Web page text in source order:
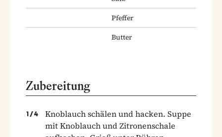
Pfeffer
Butter
Zubereitung
1 /4
Knoblauch schälen und hacken. Suppe
mit Knoblauch und Zitronenschale